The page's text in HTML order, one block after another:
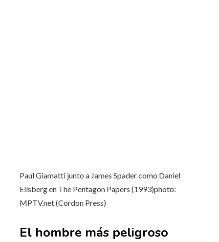
Paul Giamatti junto a James Spader como Daniel
Ellsberg en The Pentagon Papers (1993)photo:
MPTV.net (Cordon Press)
El hombre más peligroso